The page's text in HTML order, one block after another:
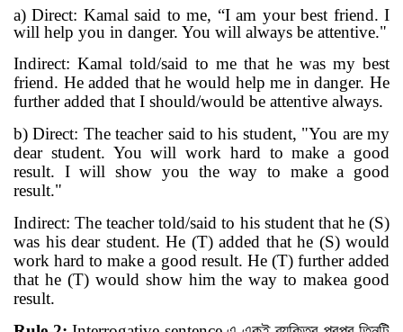
a)Direct: Kamal said to me, “I am your best friend. I
will help you in danger. You will always be attentive."
Indirect: Kamal told/said to me that he was my best
friend. He added that he would help me in danger. He
further added that I should/would be attentive always.
b) Direct: The teacher said to his student, "You are my
dear student. You will work hard to make a good
result. I will show you the way to make a good
result."
Indirect: The teacher told/said to his student that he (S)
was his dear student. He (T) added that he (S) would
work hard to make a good result. He (T) further added
that he (T) would show him the way to makea good
result.